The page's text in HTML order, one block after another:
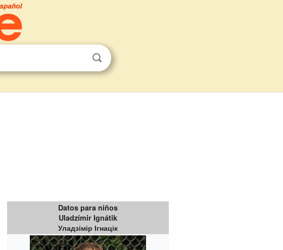
Datos para niños
Uladzímir Ignátik
Уладзімір Ігнацік